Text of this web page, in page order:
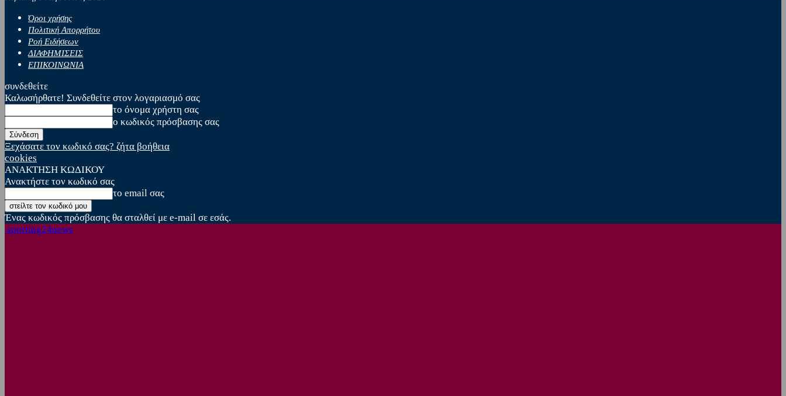
Όροι χρήσης
Πολιτική Απορρήτου
Ροή Ειδήσεων
ΔΙΑΦΗΜΙΣΕΙΣ
ΕΠΙΚΟΙΝΩΝΙΑ
συνδεθείτε
Καλωσήρθατε! Συνδεθείτε στον λογαριασμό σας
το όνομα χρήστη σας
ο κωδικός πρόσβασης σας
Ξεχάσατε τον κωδικό σας? ζήτα βοήθεια
cookies
ΑΝΑΚΤΗΣΗ ΚΩΔΙΚΟΥ
Ανακτήστε τον κωδικό σας
το email σας
Ένας κωδικός πρόσβασης θα σταλθεί με e-mail σε εσάς.
sporting24news